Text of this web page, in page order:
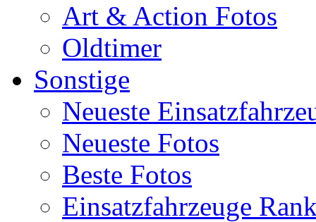
Art & Action Fotos
Oldtimer
Sonstige
Neueste
Neueste Fotos
Beste Fotos
Einsatzfahrzeuge